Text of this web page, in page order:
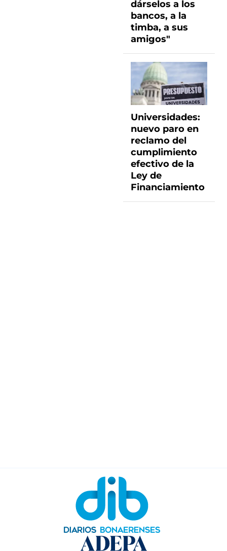
dárselos a los
bancos, a la
timba, a sus
amigos"
Universidades:
nuevo paro en
reclamo del
cumplimiento
efectivo de la
Ley de
Financiamiento